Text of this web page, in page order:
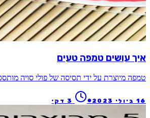
איך עושים טמפה טעים
טמפה מיוצרת על ידי תסיסה של פולי סויה
16 ביולי 2023 ●
3 דק׳